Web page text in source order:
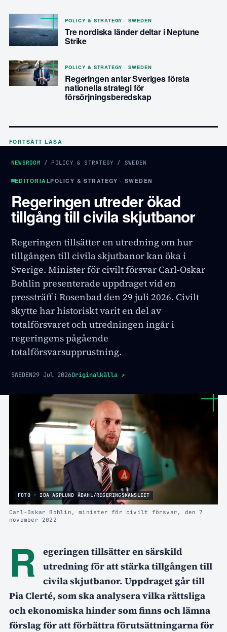
POLICY & STRATEGY · SWEDEN
Tre nordiska länder deltar i Neptune
Strike
POLICY & STRATEGY · SWEDEN
Regeringen antar Sveriges första
nationella strategi för
försörjningsberedskap
FORTSÄTT LÄSA
NEWSROOM / POLICY & STRATEGY / SWEDEN
EDITORIALPOLICY & STRATEGY · SWEDEN
Regeringen utreder ökad
tillgång till civila skjutbanor
Regeringen tillsätter en utredning om hur
tillgången till civila skjutbanor kan öka i
Sverige. Minister för civilt försvar Carl-Oskar
Bohlin presenterade uppdraget vid en
pressträff i Rosenbad den 29 juli 2026. Civilt
skytte har historiskt varit en del av
totalförsvaret och utredningen ingår i
regeringens pågående
totalförsvarsupprustning.
SWEDEN29 Jul 2026Originalkälla ↗
FOTO · IDA ASPLUND ÅDAHL/REGERINGSKANSLIET
Carl-Oskar Bohlin, minister för civilt försvar, den 7
november 2022
R
egeringen tillsätter en särskild
utredning för att stärka tillgången till
civila skjutbanor. Uppdraget går till
Pia Clerté, som ska analysera vilka rättsliga
och ekonomiska hinder som finns och lämna
förslag för att förbättra förutsättningarna för